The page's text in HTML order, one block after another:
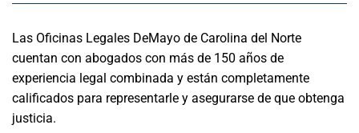
Las Oficinas Legales DeMayo de Carolina del Norte
cuentan con abogados con más de 150 años de
experiencia legal combinada y están completamente
calificados para representarle y asegurarse de que obtenga
justicia.